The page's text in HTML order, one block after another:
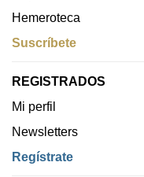
Hemeroteca
Suscríbete
REGISTRADOS
Mi perfil
Newsletters
Regístrate